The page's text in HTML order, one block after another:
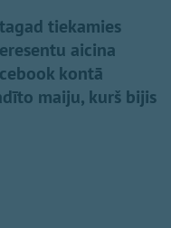
tiekamies
aicina
kontā
maiju, kurš bijis